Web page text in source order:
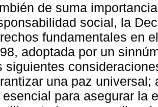
de suma
social, la
fundamentales en
adoptada por un
siguientes
una paz
esencial para asegurar la